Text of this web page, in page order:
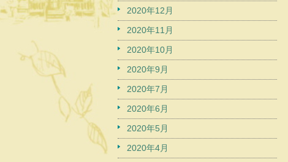
2020年12月
2020年11月
2020年10月
2020年9月
2020年7月
2020年6月
2020年5月
2020年4月